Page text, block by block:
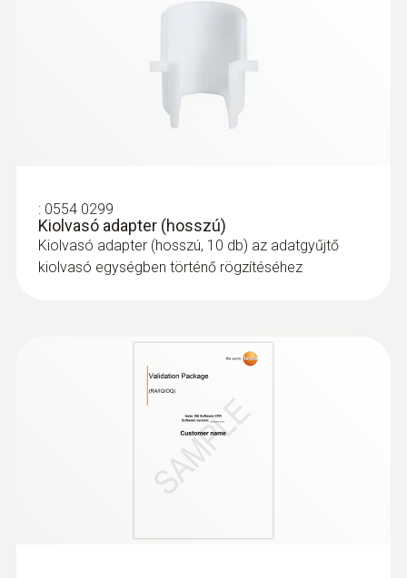
: 0554 0299
Kiolvasó adapter (hosszú)
Kiolvasó adapter (hosszú, 10 db) az adatgyűjtő
kiolvasó egységben történő rögzítéséhez